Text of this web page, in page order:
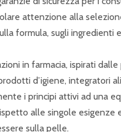
attenzione alla
formula, sugli
in farmacia, ispirati
d’igiene, integratori
i principi attivi ad una
alle singole esigenze
sulla pelle.